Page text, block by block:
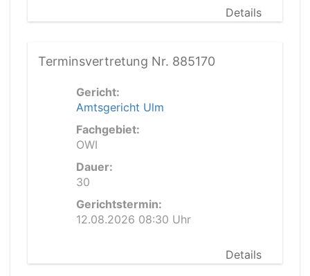
Details
Terminsvertretung Nr. 885170
Gericht:
Amtsgericht Ulm
Fachgebiet:
OWI
Dauer:
30
Gerichtstermin:
12.08.2026 08:30 Uhr
Details